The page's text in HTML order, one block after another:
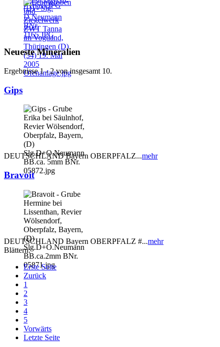
Neueste Mineralien
Ergebnisse 1 - 2 von insgesamt 10.
Gips
DEUTSCHLAND Bayern OBERPFALZ...mehr
Bravoit
DEUTSCHLAND Bayern OBERPFALZ #...mehr
Blättern:
Erste Seite
Zurück
1
2
3
4
5
Vorwärts
Letzte Seite